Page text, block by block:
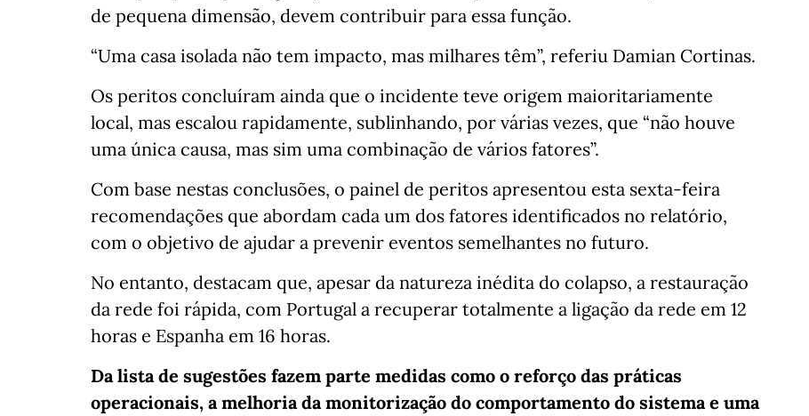
de pequena dimensão, devem contribuir para essa função.
“Uma casa isolada não tem impacto, mas milhares têm”, referiu Damian Cortinas.
Os peritos concluíram ainda que o incidente teve origem maioritariamente
local, mas escalou rapidamente, sublinhando, por várias vezes, que “não houve
uma única causa, mas sim uma combinação de vários fatores”.
Com base nestas conclusões, o painel de peritos apresentou esta sexta-feira
recomendações que abordam cada um dos fatores identificados no relatório,
com o objetivo de ajudar a prevenir eventos semelhantes no futuro.
No entanto, destacam que, apesar da natureza inédita do colapso, a restauração
da rede foi rápida, com Portugal a recuperar totalmente a ligação da rede em 12
horas e Espanha em 16 horas.
Da lista de sugestões fazem parte medidas como o reforço das práticas
operacionais, a melhoria da monitorização do comportamento do sistema e uma